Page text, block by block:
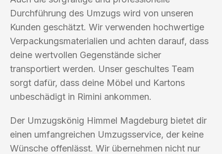
Durchführung des Umzugs wird von unseren
Kunden geschätzt. Wir verwenden hochwertige
Verpackungsmaterialien und achten darauf, dass
deine wertvollen Gegenstände sicher
transportiert werden. Unser geschultes Team
sorgt dafür, dass deine Möbel und Kartons
unbeschädigt in Rimini ankommen.
Der Umzugskönig Himmel Magdeburg bietet dir
einen umfangreichen Umzugsservice, der keine
Wünsche offenlässt. Wir übernehmen nicht nur